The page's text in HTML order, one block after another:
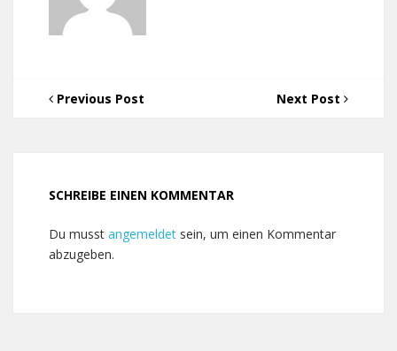
Previous Post Next Post
SCHREIBE EINEN KOMMENTAR
Du musst angemeldet sein, um einen Kommentar
abzugeben.